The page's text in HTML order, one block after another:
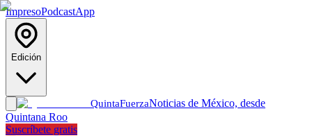
ImpresoPodcastApp
Edición
QuintaFuerzaNoticias de México, desde
Quintana Roo
Suscríbete gratis